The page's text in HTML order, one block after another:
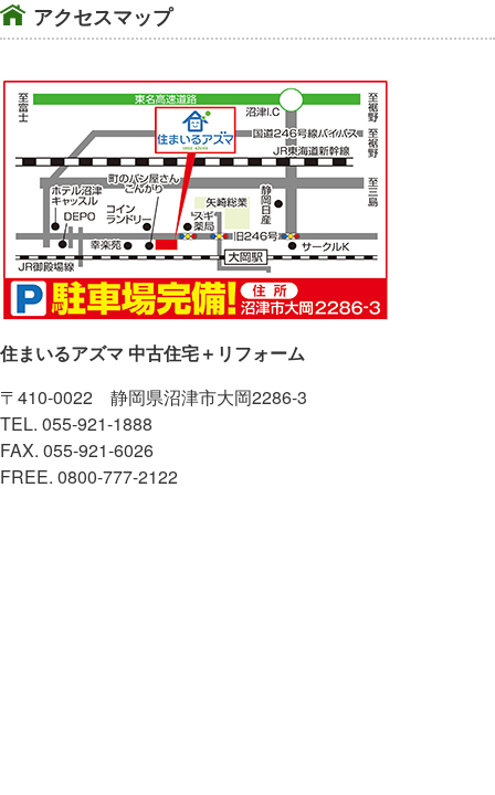
アクセスマップ
住まいるアズマ 中古住宅＋リフォーム
〒410-0022 静岡県沼津市大岡2286-3
TEL. 055-921-1888
FAX. 055-921-6026
FREE. 0800-777-2122